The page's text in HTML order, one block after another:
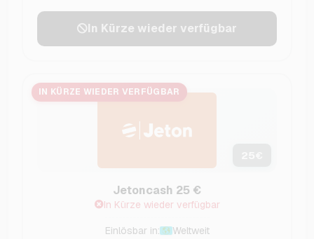
In Kürze wieder verfügbar
IN KÜRZE WIEDER VERFÜGBAR
Jetoncash 25 €
In Kürze wieder verfügbar
Einlösbar in: Weltweit